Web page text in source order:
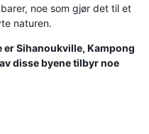
noe som gjør det til et
naturen.
er Sihanoukville, Kampong
disse byene tilbyr noe